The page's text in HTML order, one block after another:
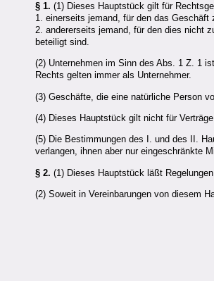
§ 1. (1) Dieses Hauptstück gilt für
1. einerseits jemand, für den das Geschäft
2. andererseits jemand, für den dies nicht
beteiligt sind.
(2) Unternehmen im Sinn des Abs. 1 Z. 1
Rechts gelten immer als Unternehmer.
(3) Geschäfte, die eine natürliche Person
(4) Dieses Hauptstück gilt nicht für
(5) Die Bestimmungen des I. und des II.
verlangen, ihnen aber nur eingeschränkte
§ 2. (1) Dieses Hauptstück läßt
(2) Soweit in Vereinbarungen von diesem